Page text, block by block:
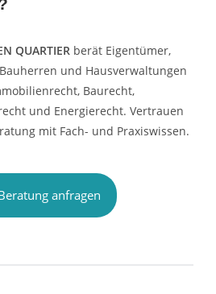
QUARTIER berät Eigentümer,
und Hausverwaltungen
Baurecht,
und Energierecht. Vertrauen
mit Fach- und Praxiswissen.
anfragen